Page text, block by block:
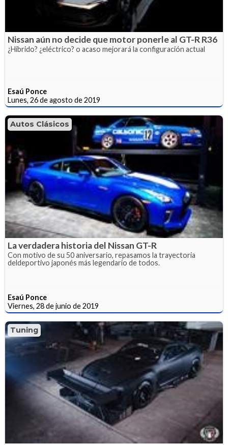
Nissan aún no decide que motor ponerle al GT-R R36
¿Híbrido? ¿eléctrico? o acaso mejorará la configuración actual
Esaú Ponce
Lunes, 26 de agosto de 2019
Autos Clásicos
La verdadera historia del Nissan GT-R
Con motivo de su 50 aniversario, repasamos la trayectoria
deldeportivo japonés más legendario de todos.
Esaú Ponce
Viernes, 28 de junio de 2019
Tuning